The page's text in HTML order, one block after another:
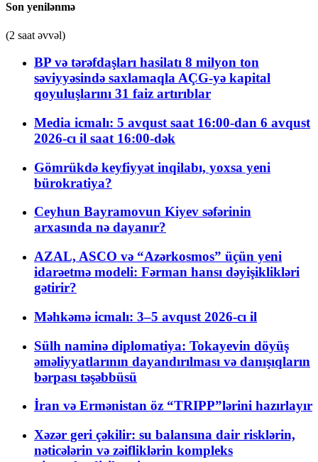
Son yenilənmə
(2 saat əvvəl)
BP və tərəfdaşları hasilatı 8 milyon ton
səviyyəsində saxlamaqla AÇG-yə kapital
qoyuluşlarını 31 faiz artırıblar
Media icmalı: 5 avqust saat 16:00-dan 6 avqust
2026-cı il saat 16:00-dək
Gömrükdə keyfiyyət inqilabı, yoxsa yeni
bürokratiya?
Ceyhun Bayramovun Kiyev səfərinin
arxasında nə dayanır?
AZAL, ASCO və “Azərkosmos” üçün yeni
idarəetmə modeli: Fərman hansı dəyişiklikləri
gətirir?
Məhkəmə icmalı: 3–5 avqust 2026-cı il
Sülh naminə diplomatiya: Tokayevin döyüş
əməliyyatlarının dayandırılması və danışıqların
bərpası təşəbbüsü
İran və Ermənistan öz “TRIPP”lərini hazırlayır
Xəzər geri çəkilir: su balansına dair risklərin,
nəticələrin və zəifliklərin kompleks